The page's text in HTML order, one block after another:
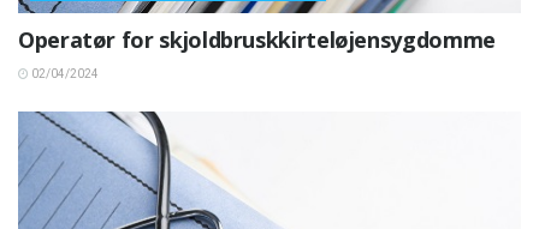
Operatør for skjoldbruskkirteløjensygdomme
02/04/2024